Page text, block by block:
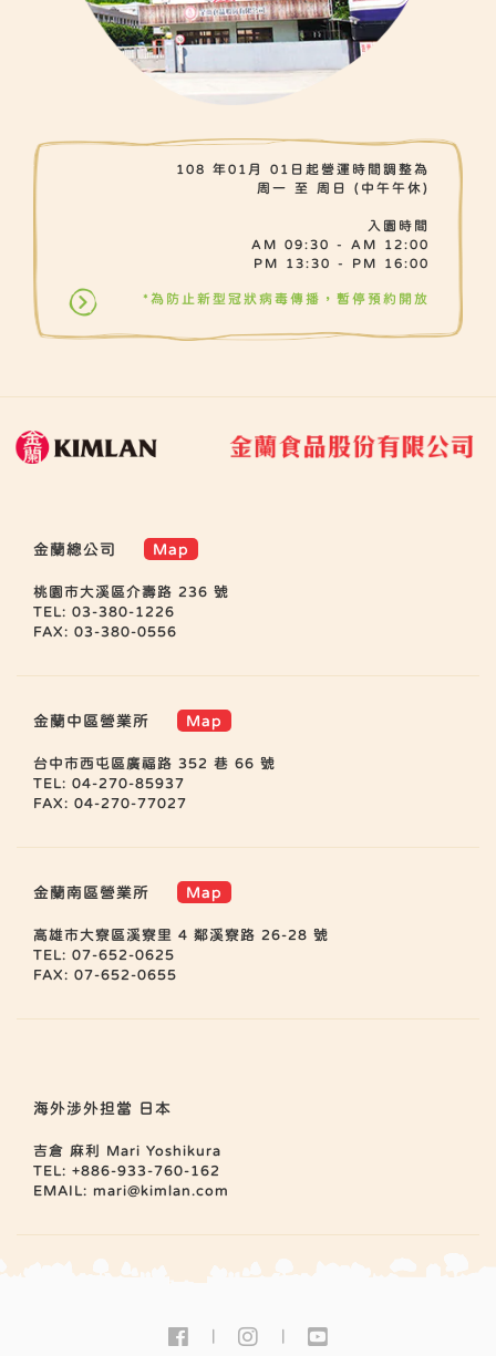
108 年01月 01日起營運時間調整為
周一 至 周日 (中午午休)
入園時間
AM 09:30 - AM 12:00
PM 13:30 - PM 16:00
*為防止新型冠狀病毒傳播，暫停預約開放
金蘭總公司 Map
桃園市大溪區介壽路 236 號
TEL: 03-380-1226
FAX: 03-380-0556
金蘭中區營業所 Map
台中市西屯區廣福路 352 巷 66 號
TEL: 04-270-85937
FAX: 04-270-77027
金蘭南區營業所 Map
高雄市大寮區溪寮里 4 鄰溪寮路 26-28 號
TEL: 07-652-0625
FAX: 07-652-0655
海外涉外担當 日本
吉倉 麻利 Mari Yoshikura
TEL: +886-933-760-162
EMAIL: mari@kimlan.com